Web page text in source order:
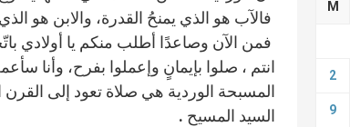
فالآب هو الذي يمنحُ القدرة، والابن هو
فمن الآن وصاعدًا أطلب منكم يا أولادي
انتم ، صلوا بإيمانٍ وإعملوا بفرح، وأنا
المسبحة الوردية هي صلاة تعود إلى
السيد المسيح .
M
2
9